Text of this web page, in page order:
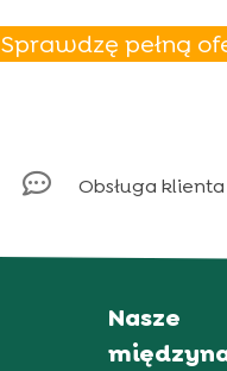
Sprawdzę pełną
 Obsługa
Nasze